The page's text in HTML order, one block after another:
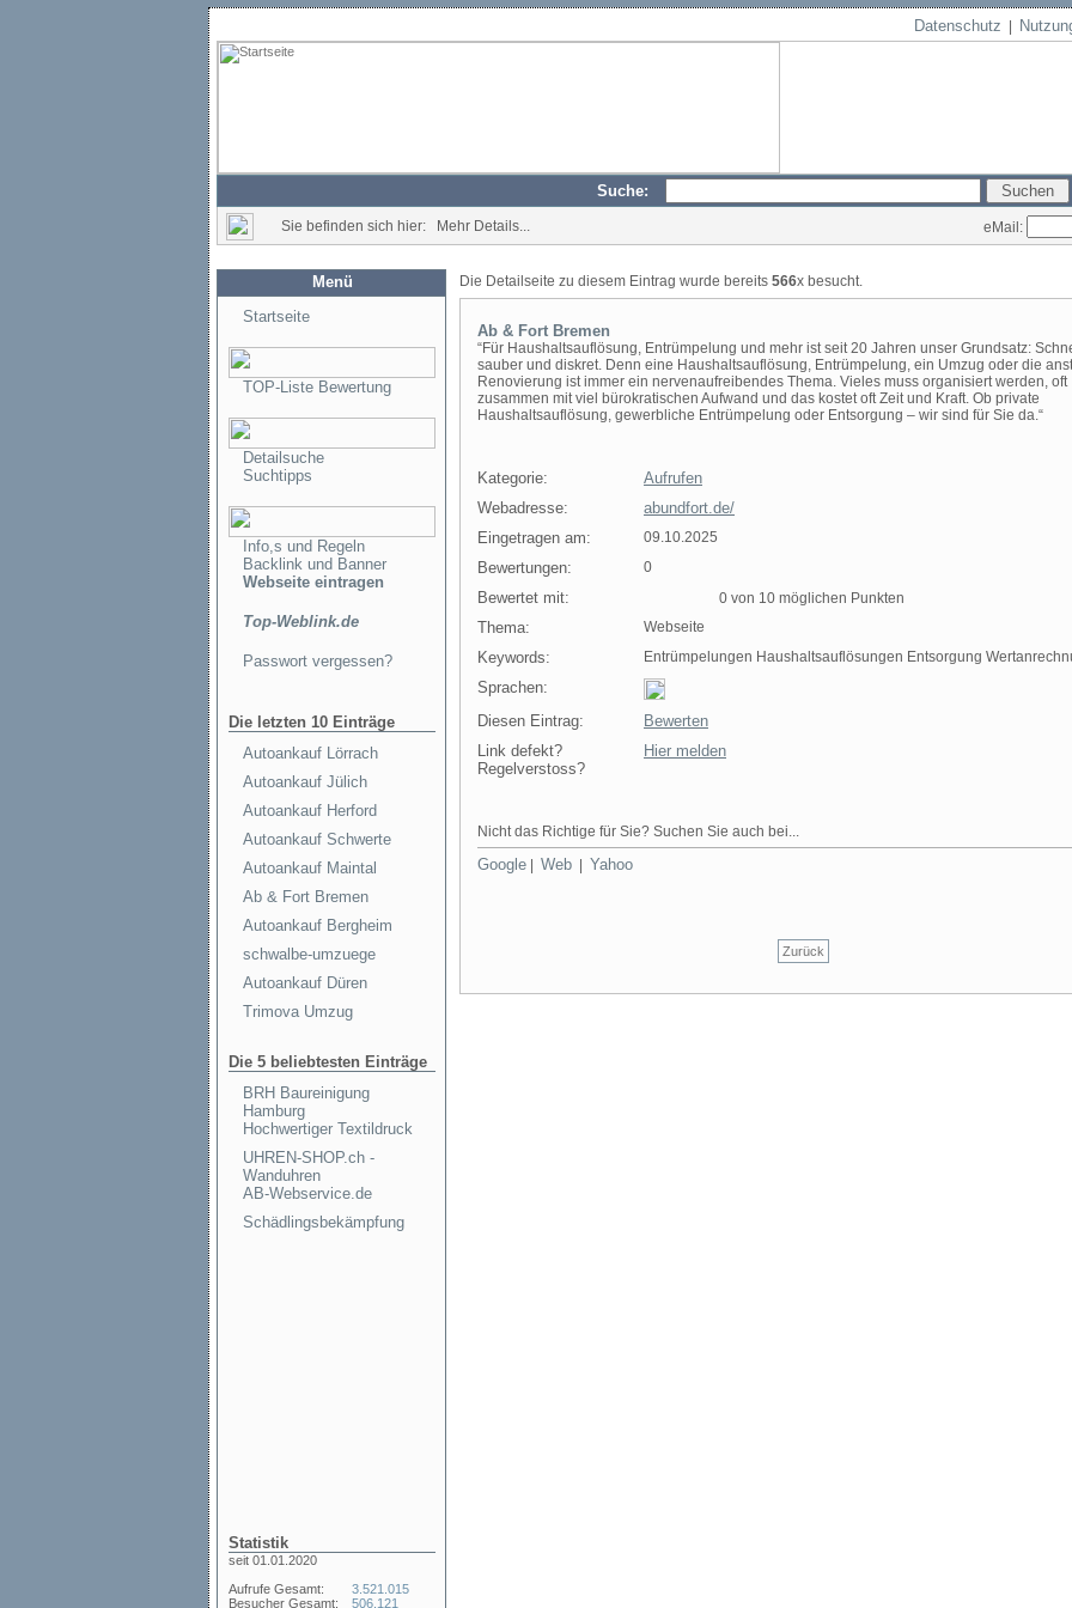
Datenschutz
Suche:
Sie befinden sich hier: Mehr Details... eMail:
Menü
Startseite
TOP-Liste Bewertung
Detailsuche
Suchtipps
Info,s und Regeln
Backlink und Banner
Webseite eintragen
Top-Weblink.de
Passwort vergessen?
Die letzten 10 Einträge
Autoankauf Lörrach
Autoankauf Jülich
Autoankauf Herford
Autoankauf Schwerte
Autoankauf Maintal
Ab & Fort Bremen
Autoankauf Bergheim
schwalbe-umzuege
Autoankauf Düren
Trimova Umzug
Die 5 beliebtesten Einträge
BRH Baureinigung
Hamburg
Hochwertiger Textildruck
UHREN-SHOP.ch -
Wanduhren
AB-Webservice.de
Schädlingsbekämpfung
Statistik
seit 01.01.2020
Aufrufe Gesamt:
Besucher Gesamt:
3.521.015
506.121
Die Detailseite zu diesem Eintrag wurde bereits 566x besucht.
Ab & Fort Bremen
“Für Haushaltsauflösung, Entrümpelung und mehr ist seit 20 Jahren unser Grundsatz:
sauber und diskret. Denn eine Haushaltsauflösung, Entrümpelung, ein Umzug oder die
Renovierung ist immer ein nervenaufreibendes Thema. Vieles muss organisiert werden, oft
zusammen mit viel bürokratischen Aufwand und das kostet oft Zeit und Kraft. Ob private
Haushaltsauflösung, gewerbliche Entrümpelung oder Entsorgung – wir sind für Sie da.“
Kategorie:
Aufrufen
Webadresse:
abundfort.de/
Eingetragen am:
09.10.2025
Bewertungen: 0
Bewertet mit: 0 von 10 möglichen Punkten
Thema: Webseite
Keywords: Entrümpelungen Haushaltsauflösungen Entsorgung
Sprachen:
Diesen Eintrag:
Bewerten
Link defekt?
Regelverstoss?
Hier melden
Nicht das Richtige für Sie? Suchen Sie auch bei...
Google Web Yahoo
Zurück